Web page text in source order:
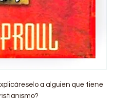
a alguien que tiene